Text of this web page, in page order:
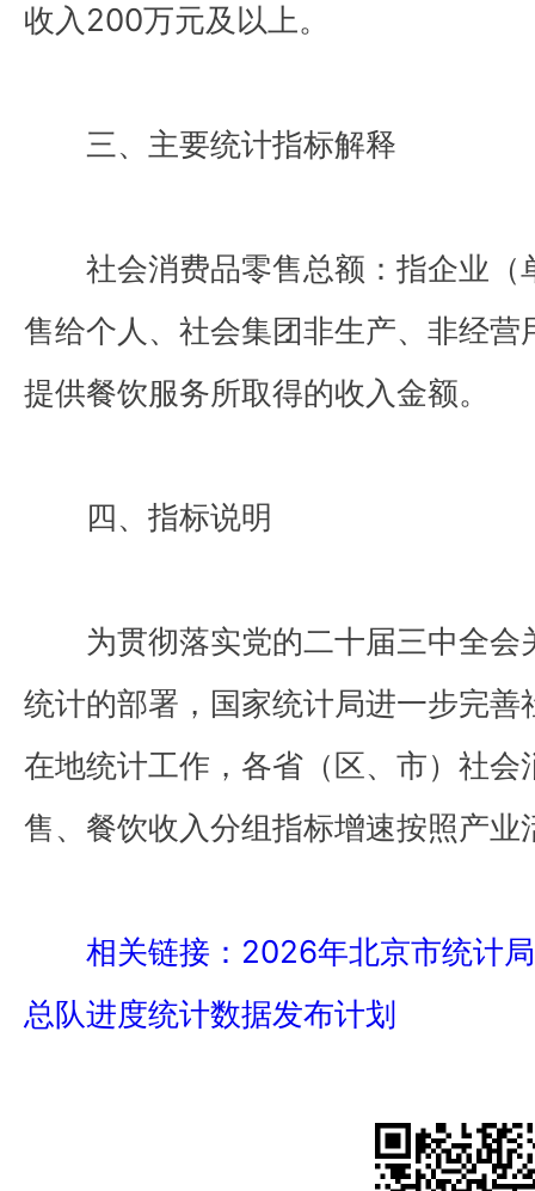
收入200万元及以上。
三、主要统计指标解释
社会消费品零售总额：指企业
售给个人、社会集团非生产、非经
提供餐饮服务所取得的收入金额。
四、指标说明
为贯彻落实党的二十届三中全
统计的部署，国家统计局进一步完
在地统计工作，各省（区、市）社
售、餐饮收入分组指标增速按照产业
相关链接：2026年北京市统计
总队进度统计数据发布计划